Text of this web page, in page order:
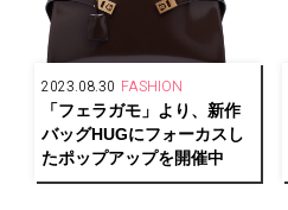
2023.08.30 FASHION
「フェラガモ」より、新作
バッグHUGにフォーカスし
たポップアップを開催中